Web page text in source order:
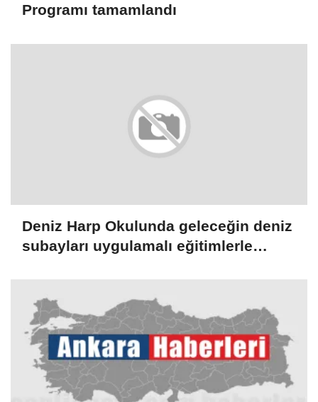
Programı tamamlandı
Deniz Harp Okulunda geleceğin deniz
subayları uygulamalı eğitimlerle